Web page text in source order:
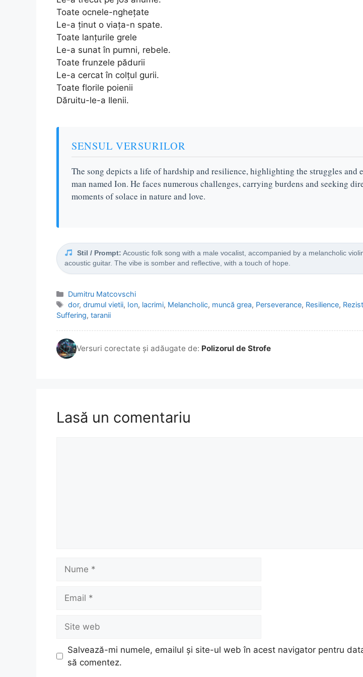
Toate ocnele-nghețate
Le-a ținut o viața-n spate.
Toate lanțurile grele
Le-a sunat în pumni, rebele.
Toate frunzele pădurii
Le-a cercat în colțul gurii.
Toate florile poienii
Dăruitu-le-a Ilenii.
SENSUL VERSURILOR
The song depicts a life of hardship and resilience, highlighting the struggles and
man named Ion. He faces numerous challenges, carrying burdens and seeking
moments of solace in nature and love.
Stil / Prompt: Acoustic folk song with a male vocalist, accompanied by a melancholic
acoustic guitar. The vibe is somber and reflective, with a touch of hope.
Categorii
Dumitru Matcovschi
Etichete
dor,drumul vietii, Ion, lacrimi, Melancholic, muncă grea, Perseverance, Resilience,
Suffering, taranii
Versuri corectate și adăugate de: Polizorul de Strofe
Lasă un comentariu
web
Salvează-mi numele, emailul și site-ul web în acest navigator pentru
să comentez.